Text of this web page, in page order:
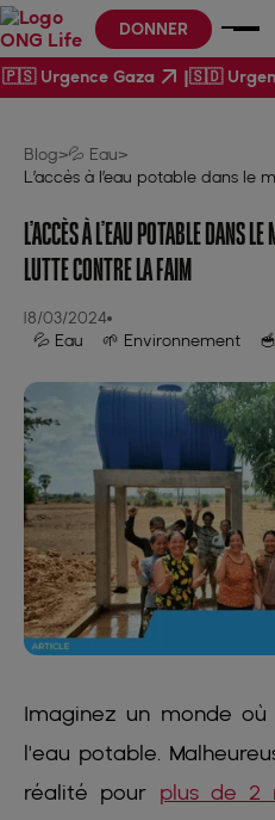
DONNER
Blog>💦 Eau>
L’accès à l’eau potable dans le
L’ACCÈS À L’EAU POTABLE DANS
LUTTE CONTRE LA FAIM
18/03/2024
💦 Eau
🌱 Environnement
Imaginez un monde
l'eau potable.
réalité pour plus de 2
🇵🇸 Urgence Gaza |🇸🇩